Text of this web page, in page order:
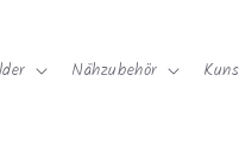
Nähzubehör